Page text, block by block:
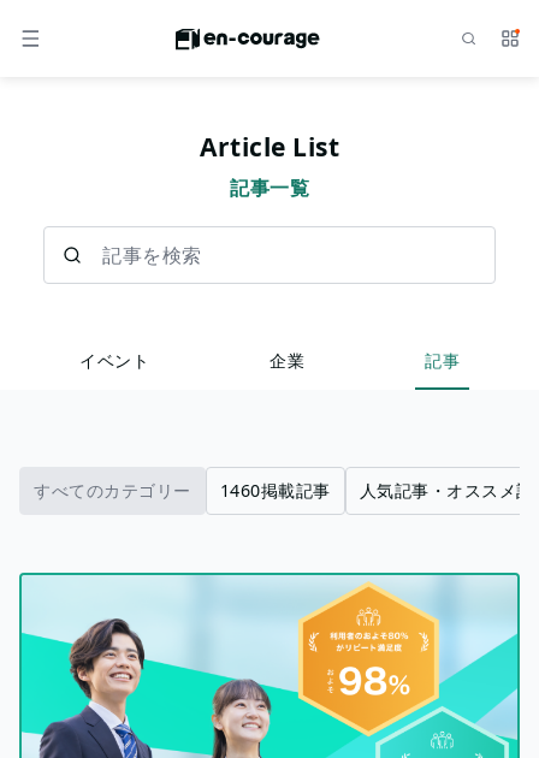
メニュー サ
Article List
記事一覧
イベント 企業 記事
すべてのカテゴリー 1460掲載記事 人気記事・オススメ記